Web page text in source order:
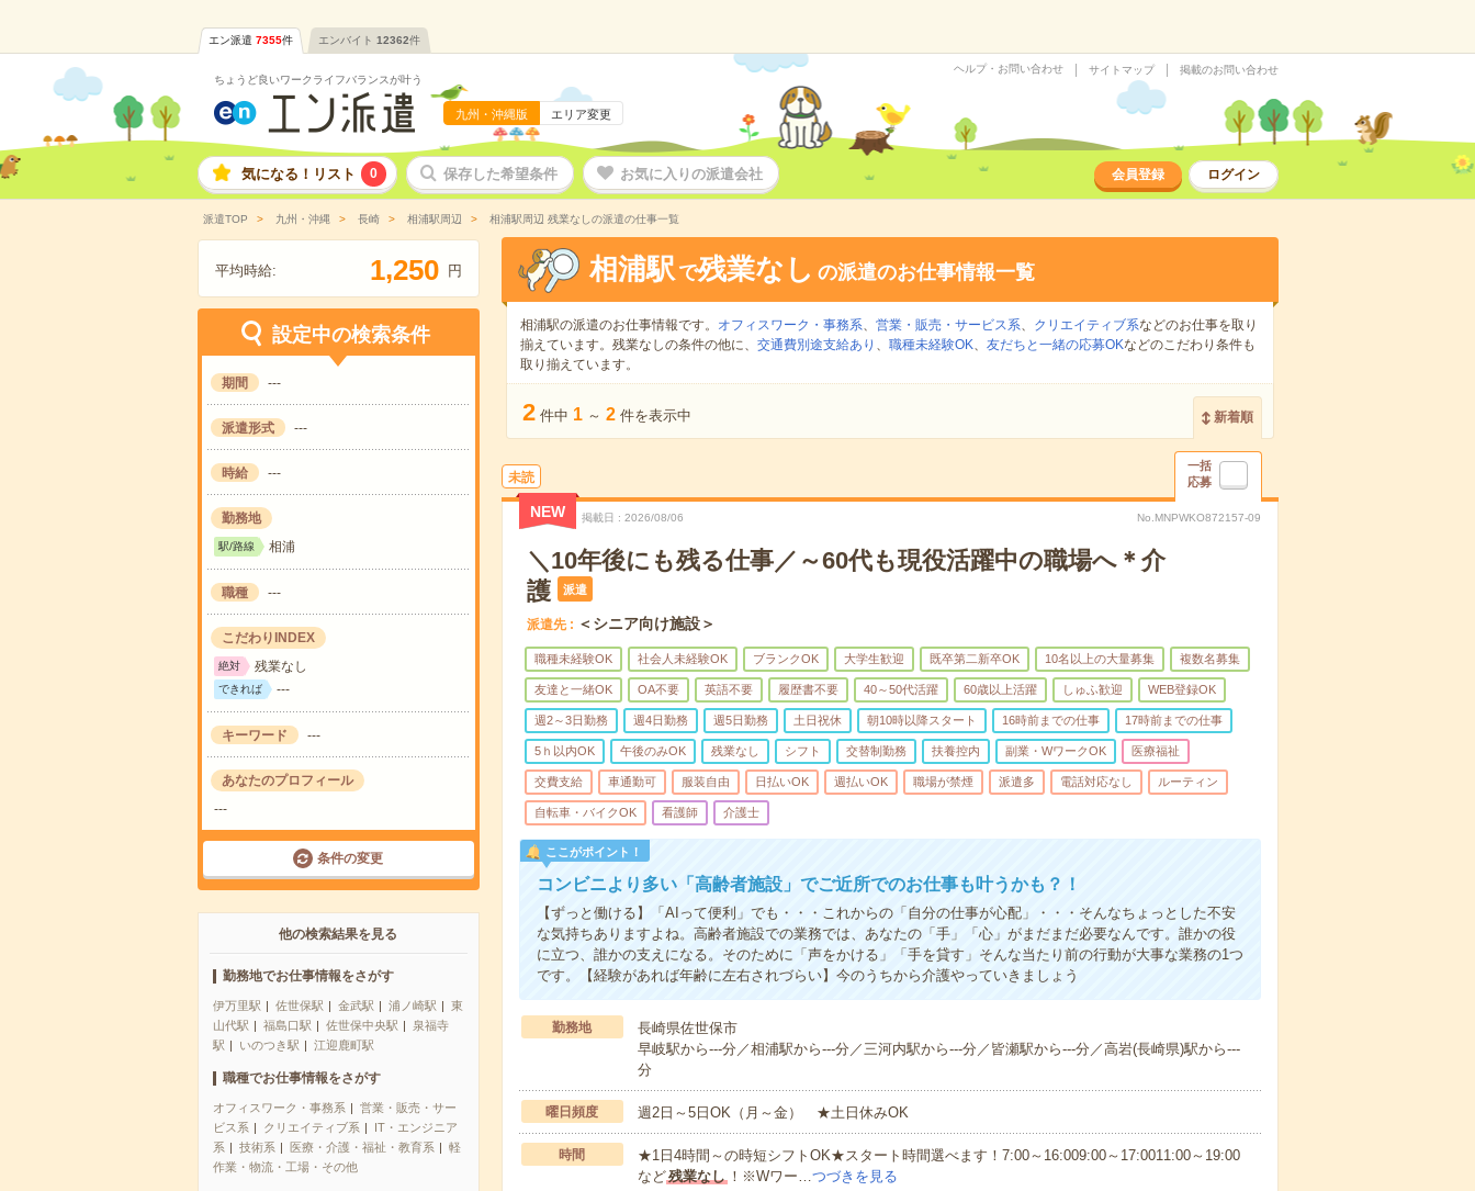
エン派遣 7355件 エンバイト 12362件
ちょうど良いワークライフバランスが叶う
九州・沖縄版 エリア変更
ヘルプ・お問い合わせ サイトマップ 掲載のお問い合わせ
気になる！リスト 0 保存した希望条件 お気に入りの派遣会社 会員登録 ログイン
派遣TOP 九州・沖縄 長崎 相浦駅周辺 相浦駅周辺 残業なしの派遣の仕事一覧
平均時給: 1,250 円
設定中の検索条件
期間 ---
派遣形式 ---
時給 ---
勤務地
駅/路線 相浦
職種 ---
こだわりINDEX
絶対 残業なし
できれば ---
キーワード ---
あなたのプロフィール
---
条件の変更
他の検索結果を見る
勤務地でお仕事情報をさがす
伊万里駅 佐世保駅 金武駅 浦ノ崎駅
東
山代駅
福島口駅 佐世保中央駅
泉福寺
駅
いのつき駅 江迎鹿町駅
職種でお仕事情報をさがす
オフィスワーク・事務系
営業・販売・サー
ビス系
クリエイティブ系
IT・エンジニア
系
技術系 医療・介護・福祉・教育系
軽
作業・物流・工場・その他
相浦駅 で残業なし の派遣のお仕事情報一覧
相浦駅の派遣のお仕事情報です。 オフィスワーク・事務系、 営業・販売・サービス系、 クリエイティブ系などのお仕事を取り
揃えています。残業なしの条件の他に、 交通費別途支給あり 、 職種未経験OK、 友だちと一緒の応募OKなどのこだわり条件も
取り揃えています。
2 件中 1 ～ 2 件を表示中 新着順
未読
一括
応募
NEW 掲載日 2026/08/06 No.MNPWKO872157-09
＼10年後にも残る仕事／～60代も現役活躍中の職場へ＊介
護
派遣
派遣先 ＜シニア向け施設＞
職種未経験OK 社会人未経験OK ブランクOK 大学生歓迎 既卒第二新卒OK 10名以上の大量募集 複数名募集
友達と一緒OK OA不要 英語不要 履歴書不要 40～50代活躍 60歳以上活躍 しゅふ歓迎 WEB登録OK
週2～3日勤務 週4日勤務 週5日勤務 土日祝休 朝10時以降スタート 16時前までの仕事 17時前までの仕事
5ｈ以内OK 午後のみOK 残業なし シフト 交替制勤務 扶養控内 副業・WワークOK 医療福祉
交費支給 車通勤可 服装自由 日払いOK 週払いOK 職場が禁煙 派遣多 電話対応なし ルーティン
自転車・バイクOK 看護師 介護士
ここがポイント！
コンビニより多い「高齢者施設」でご近所でのお仕事も叶うかも？！
【ずっと働ける】「AIって便利」でも・・・これからの「自分の仕事が心配」・・・そんなちょっとした不安
な気持ちありますよね。高齢者施設での業務では、あなたの「手」「心」がまだまだ必要なんです。誰かの役
に立つ、誰かの支えになる。そのために「声をかける」「手を貸す」そんな当たり前の行動が大事な業務の1つ
です。【経験があれば年齢に左右されづらい】今のうちから介護やっていきましょう
勤務地
長崎県佐世保市
早岐駅から---分／相浦駅から---分／三河内駅から---分／皆瀬駅から---分／高岩(長崎県)駅から---
分
曜日頻度 週2日～5日OK（月～金） ★土日休みOK
時間
★1日4時間～の時短シフトOK★スタート時間選べます！7:00～16:009:00～17:0011:00～19:00
など残業なし！※Wワー…つづきを見る